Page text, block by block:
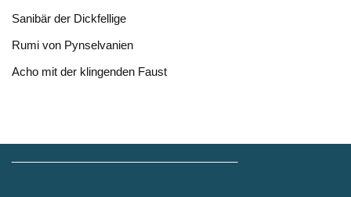
Sanibär der Dickfellige
Rumi von Pynselvanien
Acho mit der klingenden Faust